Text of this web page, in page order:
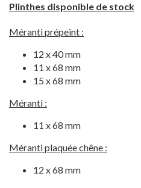
Plinthes disponible de stock
Méranti prépeint :
12 x 40 mm
11 x 68 mm
15 x 68 mm
Méranti :
11 x 68 mm
Méranti plaquée chêne :
12 x 68 mm